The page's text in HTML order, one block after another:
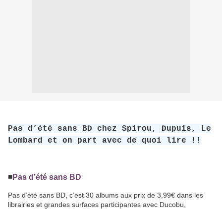
Pas d’été sans BD chez Spirou, Dupuis, Le
Lombard et on part avec de quoi lire !!
◾️Pas d’été sans BD
Pas d’été sans BD, c’est 30 albums aux prix de 3,99€ dans les
librairies et grandes surfaces participantes avec Ducobu,